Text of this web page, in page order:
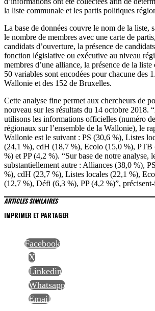
la liste communale et les partis politiques
La base de données couvre le nom de la liste,
le nombre de membres avec une carte de
candidats d’ouverture, la présence de
fonction législative ou exécutive au niveau
membres d’une alliance, la présence de la
50 variables sont encodées pour chacune des
Wallonie et des 152 de Bruxelles.
Cette analyse fine permet aux chercheurs de
nouveau sur les résultats du 14 octobre 2018.
utilisons les informations officielles (numéro
régionaux sur l’ensemble de la Wallonie), le
Wallonie est le suivant : PS (30,6 %), Listes
(24,1 %), cdH (18,7 %), Ecolo (15,0 %),
%) et PP (4,2 %). “Sur base de notre analyse,
substantiellement autre : Alliances (38,0 %),
%), cdH (23,7 %), Listes locales (22,1 %),
(12,7 %), Défi (6,3 %), PP (4,2 %)”,
ARTICLES SIMILAIRES
IMPRIMER ET PARTAGER
Facebook
X
Linkedin
Whatsapp
Email